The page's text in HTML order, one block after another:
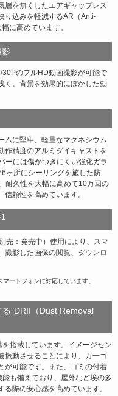
層を無くしたエアギャップレス
り込みを軽減するAR（Anti-
に高めています。
のフルHD動画撮影が可能で
く、背景を効果的にぼかした動
ムに堅牢、軽量なマグネシウム
作精度のアルミダイキャストを
ーには傷がつきにくい強化ガラ
ヶ所にシーリングを施した防
耐久性を大幅に高めて10万回の
頼性を高めています。
売：発売中）使用により、スマ
撮影した画像の閲覧、ダウンロ
ートフォンに対応しています。
"DRII（Dust Removal
搭載しています。イメージセン
振動させることにより、万一ゴ
が可能です。また、ゴミの付着
も備えており、屋外など埃の多
際の安心感を高めています。